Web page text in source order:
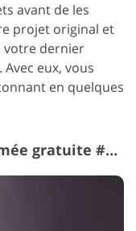
avant de les
projet original et
votre dernier
eux, vous
en quelques
Vidéo de superposition de fumée gratuite #7 "Blue Dusk"